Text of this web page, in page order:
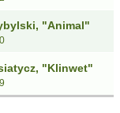
"Animal"
"Klinwet"